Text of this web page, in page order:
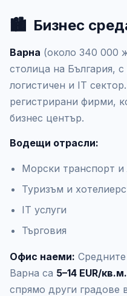
🏙️ Бизнес
Варна (около 340 000
столица на България,
логистичен и IT
регистрирани фирми,
бизнес център.
Водещи отрасли:
Морски транспорт и
Туризъм и
IT услуги
Търговия
Офис наеми:
Варна са 5–14 EUR/кв.м.
спрямо други градове